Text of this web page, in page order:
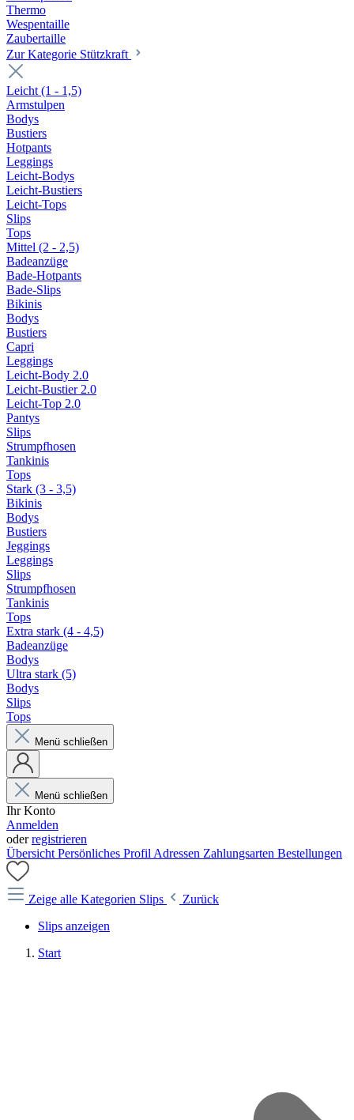
Thermo
Wespentaille
Zaubertaille
Zur Kategorie Stützkraft
Leicht (1 - 1,5)
Armstulpen
Bodys
Bustiers
Hotpants
Leggings
Leicht-Bodys
Leicht-Bustiers
Leicht-Tops
Slips
Tops
Mittel (2 - 2,5)
Badeanzüge
Bade-Hotpants
Bade-Slips
Bikinis
Bodys
Bustiers
Capri
Leggings
Leicht-Body 2.0
Leicht-Bustier 2.0
Leicht-Top 2.0
Pantys
Slips
Strumpfhosen
Tankinis
Tops
Stark (3 - 3,5)
Bikinis
Bodys
Bustiers
Jeggings
Leggings
Slips
Strumpfhosen
Tankinis
Tops
Extra stark (4 - 4,5)
Badeanzüge
Bodys
Ultra stark (5)
Bodys
Slips
Tops
Menü schließen
Menü schließen
Ihr Konto
Anmelden
oderregistrieren
Übersicht Persönliches Profil Adressen Zahlungsarten Bestellungen
Zeige alle Kategorien Slips
Zurück
Slips anzeigen
Start